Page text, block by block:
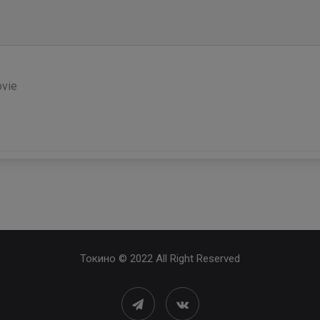
Токино © 2022 All Right Reserved